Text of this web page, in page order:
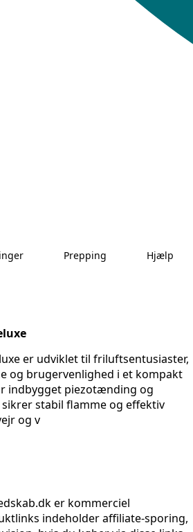
Prepping Hjælp
er udviklet til friluftsentusiaster,
og brugervenlighed i et kompakt
indbygget piezotænding og
stabil flamme og effektiv
og v
er kommerciel
indeholder affiliate-sporing,